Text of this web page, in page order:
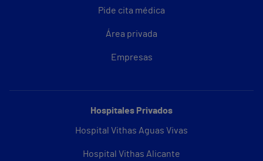
Pide cita médica
Área privada
Empresas
Hospitales Privados
Hospital Vithas Aguas Vivas
Hospital Vithas Alicante